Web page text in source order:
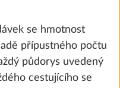
to improve our
take your
process data for
if you give us your
all". You can
9 900 Kč
se hmotnost
přípustného počtu
půdorys uvedený
cestujícího se